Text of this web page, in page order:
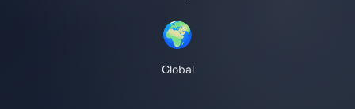
🌍
Global